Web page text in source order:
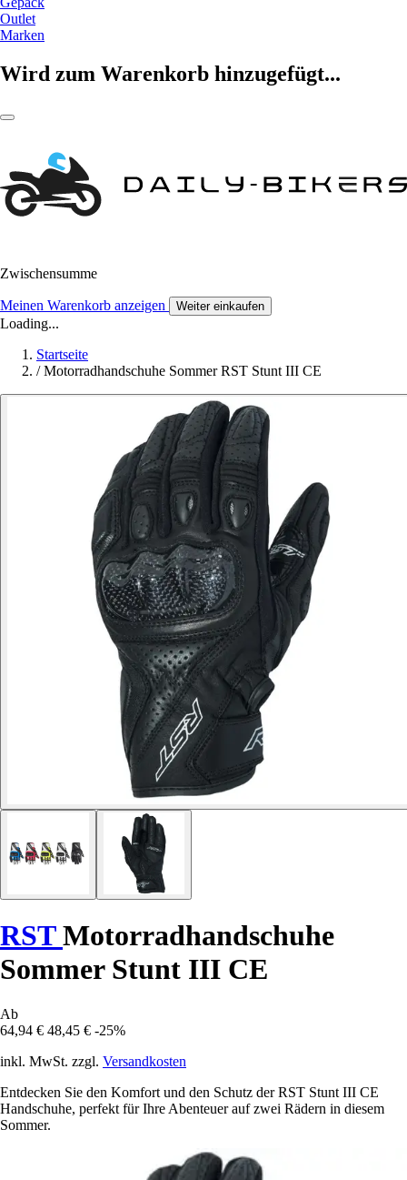
Outlet
Marken
Wird zum Warenkorb hinzugefügt...
Zwischensumme
Meinen Warenkorb anzeigen Weiter einkaufen
Loading...
Startseite
/ Motorradhandschuhe Sommer RST Stunt III CE
RSTMotorradhandschuhe
Sommer Stunt III CE
Ab
64,94 € 48,45 € -25%
inkl. MwSt. zzgl. Versandkosten
Entdecken Sie den Komfort und den Schutz der RST Stunt III CE
Handschuhe, perfekt für Ihre Abenteuer auf zwei Rädern in diesem
Sommer.